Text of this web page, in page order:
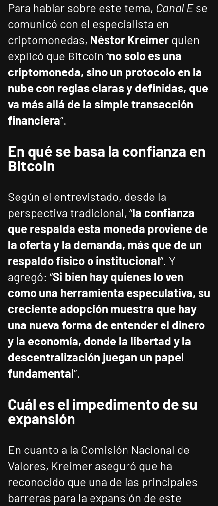
Para hablar sobre este tema, Canal Ese
comunicó con el especialista en
criptomonedas, Néstor Kreimer quien
explicó que Bitcoin “no solo es una
criptomoneda, sino un protocolo en la
nube con reglas claras y definidas, que
va más allá de la simple transacción
financiera”.
En qué se basa la confianza en
Bitcoin
Según el entrevistado, desde la
perspectiva tradicional, “la confianza
que respalda esta moneda proviene de
la oferta y la demanda, más que de un
respaldo físico o institucional”. Y
agregó: “Si bien hay quienes lo ven
como una herramienta especulativa, su
creciente adopción muestra que hay
una nueva forma de entender el dinero
y la economía, donde la libertad y la
descentralización juegan un papel
fundamental”.
Cuál es el impedimento de su
expansión
En cuanto a la Comisión Nacional de
Valores, Kreimer aseguró que ha
reconocido que una de las principales
barreras para la expansión de este